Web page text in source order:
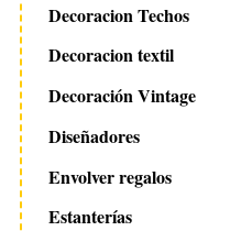
Decoracion Techos
Decoracion textil
Decoración Vintage
Diseñadores
Envolver regalos
Estanterías